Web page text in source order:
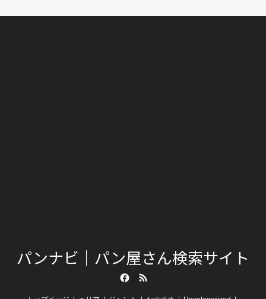
パンナビ｜パン屋さん検索サイト